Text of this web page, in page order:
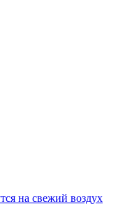
на свежий воздух